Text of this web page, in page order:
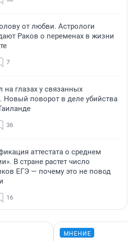
от любви. Астрологи
Раков о переменах в жизни
7
на глазах у связанных
Новый поворот в деле убийства
36
аттестата о среднем
В стране растет число
ЕГЭ — почему это не повод
16
МНЕНИЕ